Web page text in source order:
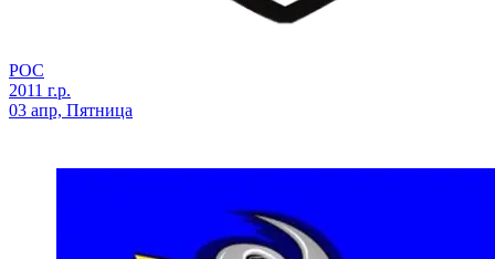
РОС
2011 г.р.
03 апр, Пятница